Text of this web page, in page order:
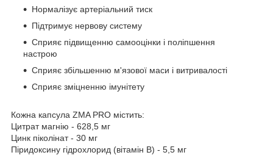
Нормалізує артеріальний тиск
Підтримує нервову систему
Сприяє підвищенню самооцінки і поліпшення
настрою
Сприяє збільшенню м'язової маси і витривалості
Сприяє зміцненню імунітету
Кожна капсула ZMA PRO містить:
Цитрат магнію - 628,5 мг
Цинк піколінат - 30 мг
Піридоксину гідрохлорид (вітамін В) - 5,5 мг